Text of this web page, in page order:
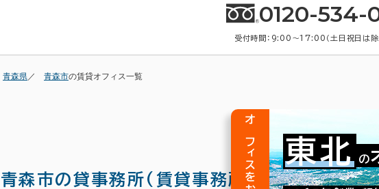
0120-534-
受付時間：9:00〜17:00（土日祝日は除
青森県 青森市の賃貸オフィス一覧
青森市の貸事務所(賃貸事務所)・賃貸オフィス
東北 の